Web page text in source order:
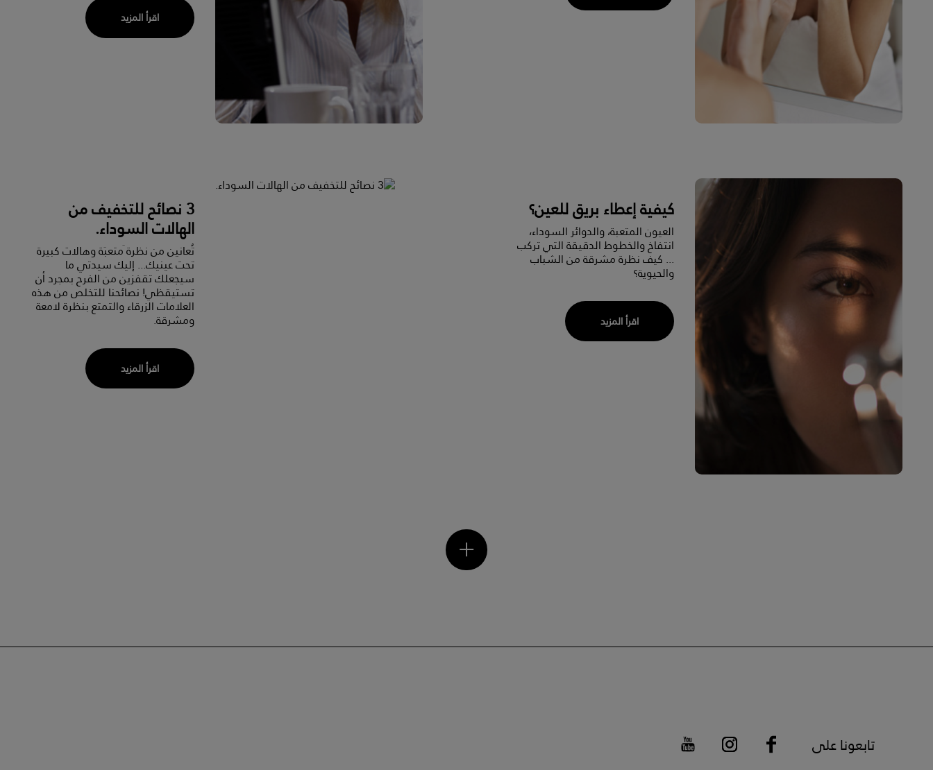
اقرأ المزيد
كيفية إعطاء بريق للعين؟
العيون المتعبة، والدوائر السوداء،
انتفاخ والخطوط الدقيقة التي تركب
... كيف نظرة مشرقة من الشباب
والحيوية؟
اقرأ المزيد
3 نصائح للتخفيف من
الهالات السوداء.
تُعانين من نظرة َمتعبَة وهالات كبيرة
تحت عينيك...إليك سيدتي ما
سيجعلك تقفزين من الفرح بمجرد أن
تستيقظي! نصائحنا للتخلص من هذه
العلامات الزرقاء والتمتع بنظرة لامعة
ومشرقة.
اقرأ المزيد
تابعونا على